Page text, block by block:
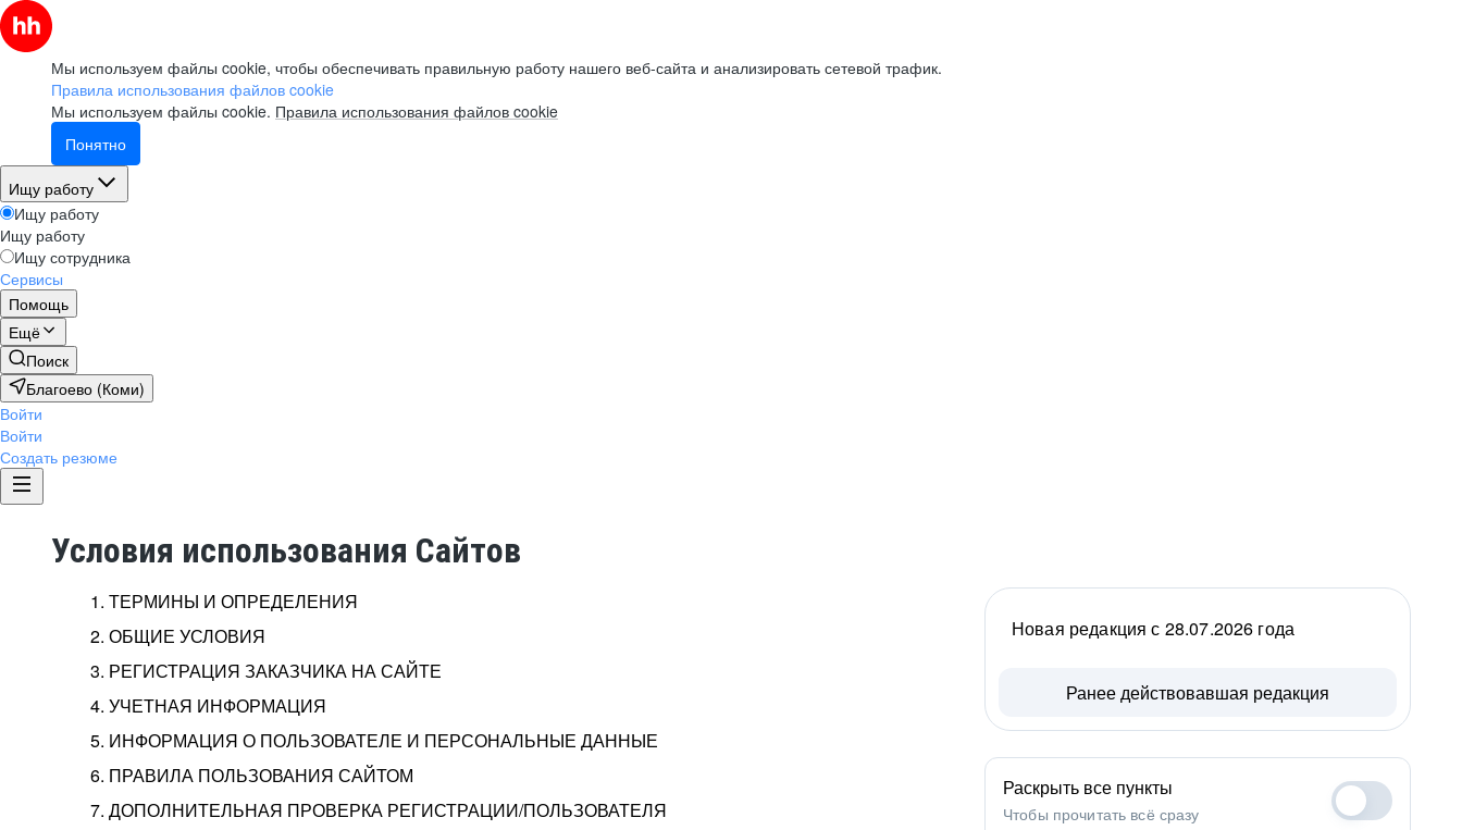
Мы используем файлы cookie, чтобы обеспечивать правильную работу нашего веб-сайта и анализировать сетевой трафик.
Правила использования файлов cookie
Мы используем файлы cookie. Правила использования файлов cookie
Понятно
Ищу работу
Ищу работу
Ищу работу
Ищу сотрудника
Сервисы
Помощь
Ещё
Поиск
Благоево (Коми)
Войти
Войти
Создать резюме
Условия использования Сайтов
1. ТЕРМИНЫ И ОПРЕДЕЛЕНИЯ
2. ОБЩИЕ УСЛОВИЯ
3. РЕГИСТРАЦИЯ ЗАКАЗЧИКА НА САЙТЕ
4. УЧЕТНАЯ ИНФОРМАЦИЯ
5. ИНФОРМАЦИЯ О ПОЛЬЗОВАТЕЛЕ И ПЕРСОНАЛЬНЫЕ ДАННЫЕ
6. ПРАВИЛА ПОЛЬЗОВАНИЯ САЙТОМ
7. ДОПОЛНИТЕЛЬНАЯ ПРОВЕРКА РЕГИСТРАЦИИ/ПОЛЬЗОВАТЕЛЯ
Новая редакция с 28.07.2026 года
Ранее действовавшая редакция
Раскрыть все пункты
Чтобы прочитать всё сразу